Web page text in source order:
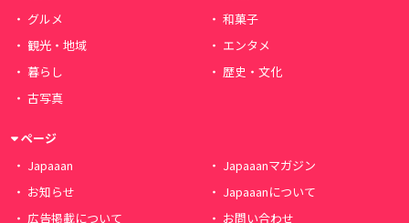
グルメ
和菓子
観光・地域
エンタメ
暮らし
歴史・文化
古写真
ページ
Japaaan
Japaaanマガジン
お知らせ
Japaaanについて
広告掲載について
お問い合わせ